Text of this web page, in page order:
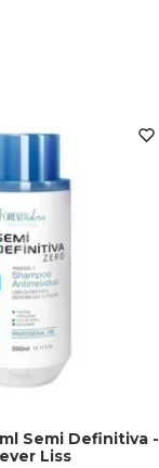
Semi Definitiva -
Liss